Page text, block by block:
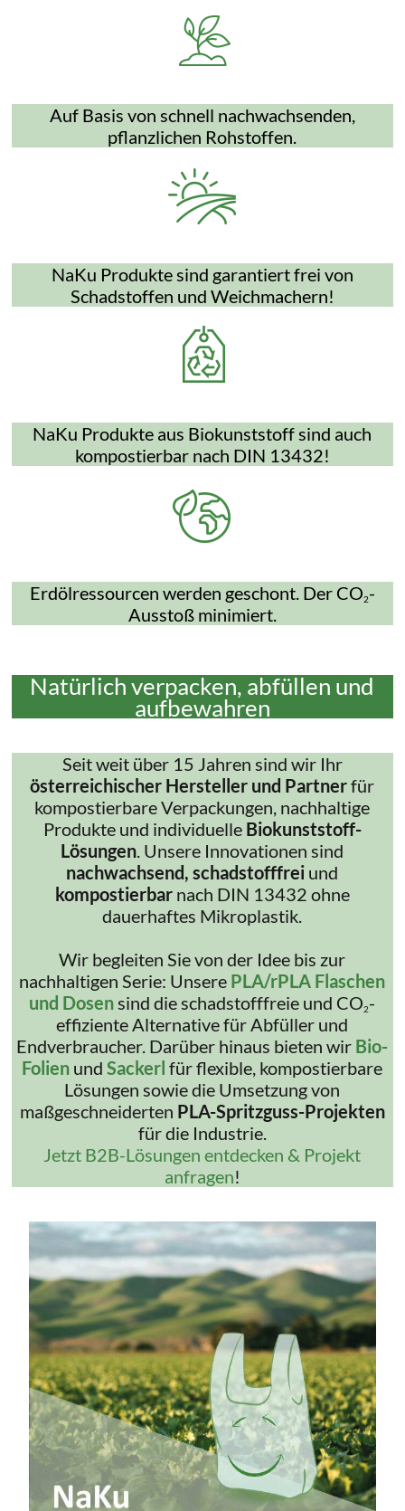
Auf Basis von schnell nachwachsenden,
pflanzlichen Rohstoffen.
NaKu Produkte sind garantiert frei von
Schadstoffen und Weichmachern!
NaKu Produkte aus Biokunststoff sind auch
kompostierbar nach DIN 13432!
Erdölressourcen werden geschont. Der CO2-
Ausstoß minimiert.
Natürlich verpacken, abfüllen und
aufbewahren
Seit weit über 15 Jahren sind wir Ihr
österreichischer Hersteller und Partnerfür
kompostierbare Verpackungen, nachhaltige
Produkte und individuelle Biokunststoff-
Lösungen. Unsere Innovationen sind
nachwachsend, schadstofffrei und
kompostierbar nach DIN 13432 ohne
dauerhaftes Mikroplastik.
Wir begleiten Sie von der Idee bis zur
nachhaltigen Serie: Unsere PLA/rPLA Flaschen
und Dosensind die schadstofffreie und CO2-
effiziente Alternative für Abfüller und
Endverbraucher. Darüber hinaus bieten wir Bio-
Folien undSackerl für flexible, kompostierbare
Lösungen sowie die Umsetzung von
maßgeschneiderten PLA-Spritzguss-Projekten
für die Industrie.
Jetzt B2B-Lösungen entdecken & Projekt
anfragen!